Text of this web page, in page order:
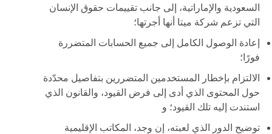
السعودية والإماراتية، إلى جانب تقييمات حقوق الإنسان
التي تزعم شركة ميتا أنها أجرتها؛
إعادة الوصول الكامل إلى جميع الحسابات المتضررة
فورًا؛
الالتزام بإخطار المستخدمين المتضررين بتفاصيل محدّدة
حول المحتوى الذي أدى إلى فرض القيود، والقانون الذي
استندت إليه تلك القيود؛ و
توضيح الدور الذي لعبته، إن وجد، المكاتب الإقليمية